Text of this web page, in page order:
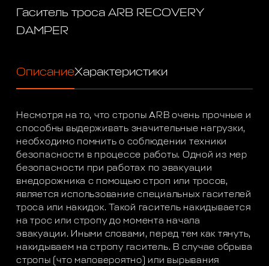
Гаситель троса ARB RECOVERY
DAMPER
ОписаниеХарактеристики
Несмотря на то, что стропы ARB очень прочные и
способны выдерживать значительные нагрузки,
необходимо помнить о соблюдении техники
безопасности в процессе работы. Одной из мер
безопасности при работах по эвакуации
внедорожника с помощью строп или тросов,
является использование специальных гасителей
троса или накидок. Такой гаситель накидывается
на трос или стропу до момента начала
эвакуации. Иными словами, перед тем как тянуть,
накидываем на стропу гаситель. В случае обрыва
стропы (что маловероятно) или вырывания